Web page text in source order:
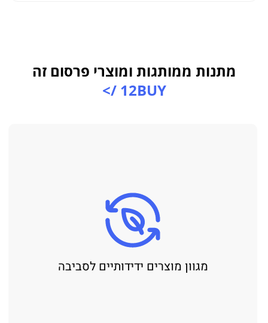
מתנות ממותגות ומוצרי פרסום זה
12BUY />
מגוון מוצרים ידידותיים לסביבה